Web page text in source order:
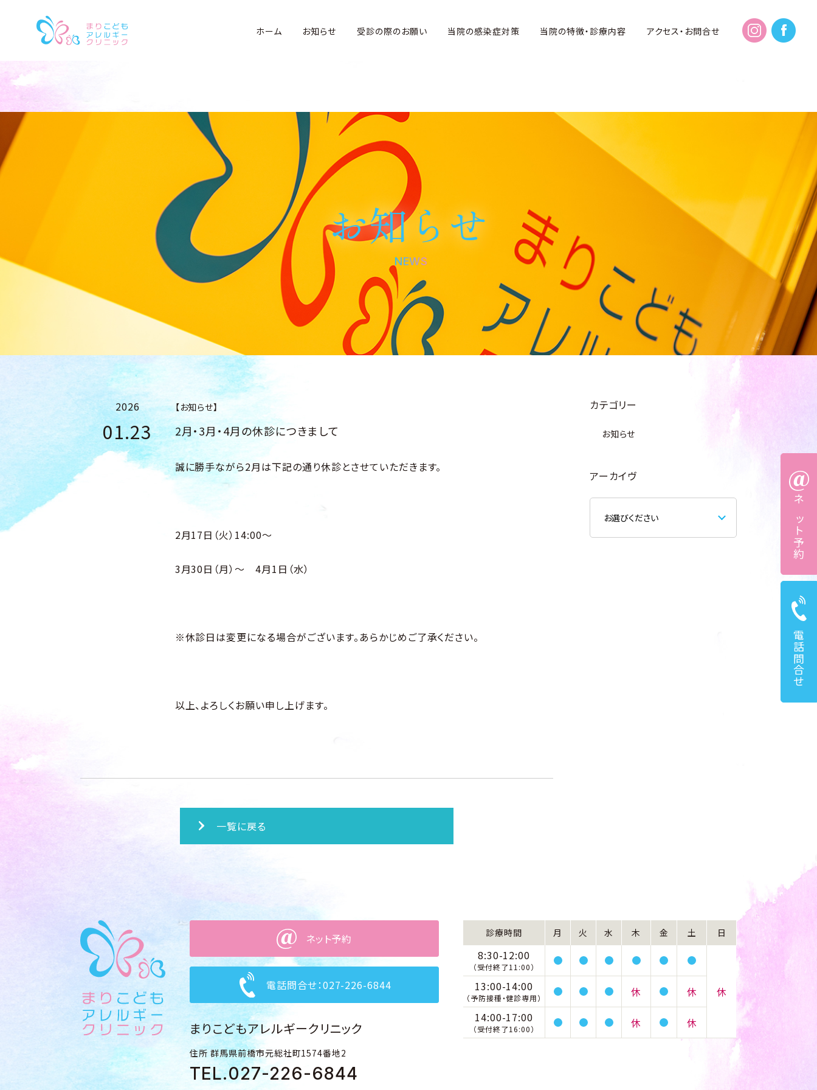
ホーム お知らせ 受診の際のお願い 当院の感染症対策 当院の特徴・診療内容 アクセス・お問合せ
Warning: Undefined property: stdClass::$label in
/home/xs261613/mari-kodomo.com/public_html/websys/wp-content/themes/mari-kodomo/single.php
7
お知らせ
NEWS
カテゴリー
お知らせ
アーカイヴ
2026
01.23
【お知らせ】
2月・3月・4月の休診につきまして
誠に勝手ながら2月は下記の通り休診とさせていただきます。
2月17日（火）14:00～
3月30日（月）～ 4月1日（水）
※休診日は変更になる場合がございます。あらかじめご了承ください。
以上、よろしくお願い申し上げます。
一覧に戻る
ネット予約
電話問合せ
ネット予約
電話問合せ：027-226-6844
まりこどもアレルギークリニック
住所 群馬県前橋市元総社町1574番地2
TEL.027-226-6844
診療時間 月 火 水 木 金 土 日
8:30-12:00
（受付終了11:00）
休
13:00-14:00
（予防接種・健診専用） 休
休
14:00-17:00
（受付終了16:00） 休 休